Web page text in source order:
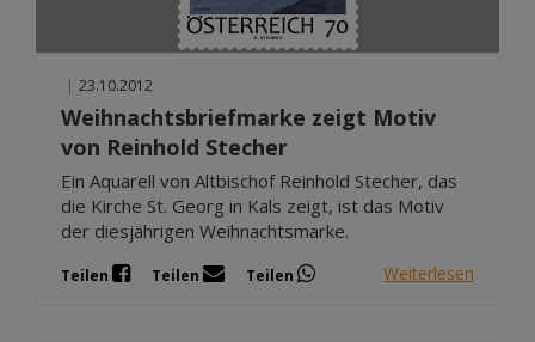
| 23.10.2012
Weihnachtsbriefmarke zeigt Motiv
von Reinhold Stecher
Ein Aquarell von Altbischof Reinhold Stecher, das
die Kirche St. Georg in Kals zeigt, ist das Motiv
der diesjährigen Weihnachtsmarke.
Teilen Teilen Teilen Weiterlesen